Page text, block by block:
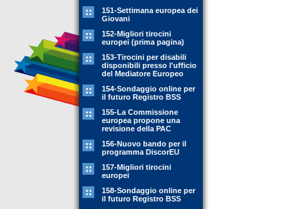
151-Settimana europea dei
Giovani
152-Migliori tirocini
europei (prima pagina)
153-Tirocini per disabili
disponibili presso l'ufficio
del Mediatore Europeo
154-Sondaggio online per
il futuro Registro BSS
155-La Commissione
europea propone una
revisione della PAC
156-Nuovo bando per il
programma DiscorEU
157-Migliori tirocini
europei
158-Sondaggio online per
il futuro Registro BSS